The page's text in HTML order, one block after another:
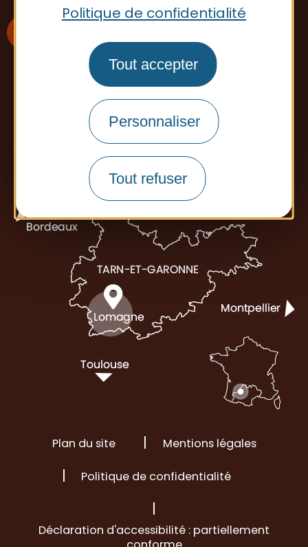
Politique de confidentialité
Tout accepter
Personnaliser
Tout refuser
S'inscrire à la newsletter
Office de tourisme
Plan du site Mentions légales
Politique de confidentialité
Déclaration d'accessibilité : partiellement